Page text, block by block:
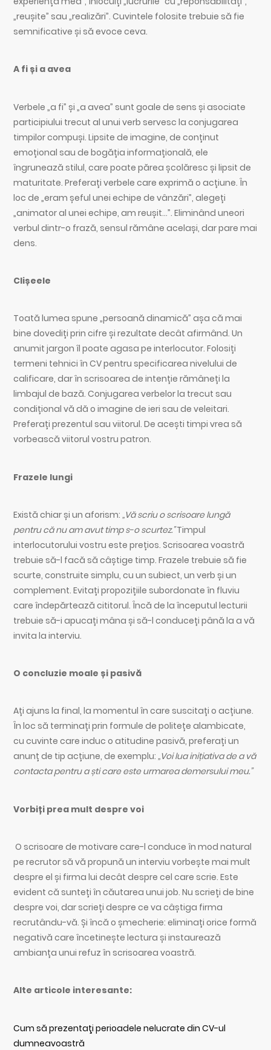
„reușite” sau „realizări”. Cuvintele folosite trebuie să fie
semnificative și să evoce ceva.
A fi și a avea
Verbele „a fi” și „a avea” sunt goale de sens și asociate
participiului trecut al unui verb servesc la conjugarea
timpilor compuși. Lipsite de imagine, de conținut
emoțional sau de bogăția informațională, ele
îngrunează stilul, care poate părea școlăresc și lipsit de
maturitate. Preferați verbele care exprimă o acțiune. În
loc de „eram șeful unei echipe de vânzări”, alegeți
„animator al unei echipe, am reușit…”. Eliminând uneori
verbul dintr-o frază, sensul rămâne același, dar pare mai
dens.
Clișeele
Toată lumea spune „persoană dinamică” așa că mai
bine dovediți prin cifre și rezultate decât afirmând. Un
anumit jargon îl poate agasa pe interlocutor. Folosiți
termeni tehnici în CV pentru specificarea nivelului de
calificare, dar în scrisoarea de intenție rămâneți la
limbajul de bază. Conjugarea verbelor la trecut sau
condițional vă dă o imagine de ieri sau de veleitari.
Preferați prezentul sau viitorul. De acești timpi vrea să
vorbească viitorul vostru patron.
Frazele lungi
Există chiar și un aforism:„Vă scriu o scrisoare lungă
pentru că nu am avut timp s-o scurtez.”Timpul
interlocutorului vostru este prețios. Scrisoarea voastră
trebuie să-l facă să câștige timp. Frazele trebuie să fie
scurte, construite simplu, cu un subiect, un verb și un
complement. Evitați propozițiile subordonate în fluviu
care îndepărtează cititorul. Încă de la începutul lecturii
trebuie să-i apucați mâna și să-l conduceți până la a vă
invita la interviu.
O concluzie moale și pasivă
Ați ajuns la final, la momentul în care suscitați o acțiune.
În loc să terminați prin formule de politețe alambicate,
cu cuvinte care induc o atitudine pasivă, preferați un
anunț de tip acțiune, de exemplu:„Voi lua inițiativa de a vă
contacta pentru a ști care este urmarea demersului meu.”
Vorbiți prea mult despre voi
O scrisoare de motivare care-l conduce în mod natural
pe recrutor să vă propună un interviu vorbește mai mult
despre el și firma lui decât despre cel care scrie. Este
evident că sunteți în căutarea unui job. Nu scrieți de bine
despre voi, dar scrieți despre ce va câștiga firma
recrutându-vă. Și încă o șmecherie: eliminați orice formă
negativă care încetinește lectura și instaurează
ambianța unui refuz în scrisoarea voastră.
Alte articole interesante:
Cum să prezentaţi perioadele nelucrate din CV-ul
dumneavoastră